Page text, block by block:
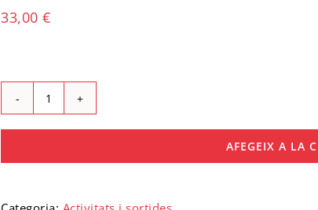
33,00 €
quantitat
de
TNC
&
AFEGEIX A LA